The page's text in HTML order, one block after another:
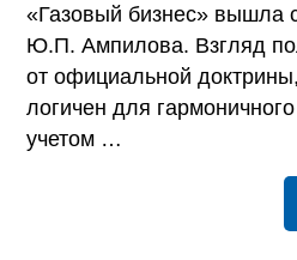
«Газовый бизнес» вышла
Ю.П. Ампилова. Взгляд
от официальной
логичен для
учетом …